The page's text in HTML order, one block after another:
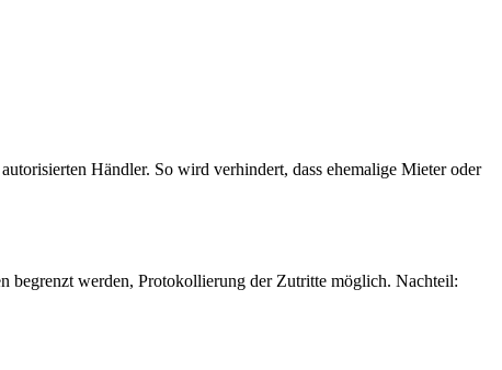
Händler. So wird verhindert, dass ehemalige Mieter oder
begrenzt werden, Protokollierung der Zutritte möglich. Nachteil: